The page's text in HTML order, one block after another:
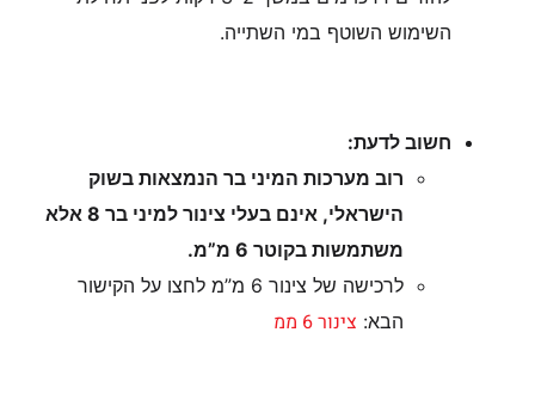
השימוש השוטף במי השתייה.
חשוב לדעת:
רוב מערכות המיני בר הנמצאות בשוק
הישראלי, אינם בעלי צינור למיני בר 8 אלא
משתמשות בקוטר 6 מ”מ.
לרכישה של צינור 6 מ”מ לחצו על הקישור
הבא: צינור 6 ממ